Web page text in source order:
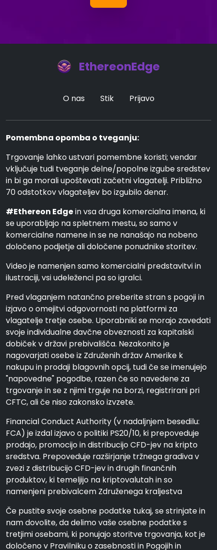
EthereonEdge
O nas Stik Prijavo
Pomembna opomba o tveganju:
Trgovanje lahko ustvari pomembne koristi; vendar
vključuje tudi tveganje delne/popolne izgube sredstev
in bi ga morali upoštevati začetni vlagatelji. Približno
70 odstotkov vlagateljev bo izgubilo denar.
#Ethereon Edgein vsa druga komercialna imena, ki
se uporabljajo na spletnem mestu, so samo v
komercialne namene in se ne nanašajo na nobeno
določeno podjetje ali določene ponudnike storitev.
Video je namenjen samo komercialni predstavitvi in
ilustraciji, vsi udeleženci pa so igralci.
Pred vlaganjem natančno preberite stran s pogoji in
izjavo o omejitvi odgovornosti na platformi za
vlagatelje tretje osebe. Uporabniki se morajo zavedati
svoje individualne davčne obveznosti za kapitalski
dobiček v državi prebivališča. Nezakonito je
nagovarjati osebe iz Združenih držav Amerike k
nakupu in prodaji blagovnih opcij, tudi če se imenujejo
"napovedne" pogodbe, razen če so navedene za
trgovanje in se z njimi trguje na borzi, registrirani pri
CFTC, ali če niso zakonsko izvzete.
Financial Conduct Authority (v nadaljnjem besedilu:
FCA) je izdal izjavo o politiki PS20/10, ki prepoveduje
prodajo, promocijo in distribucijo CFD-jev na kripto
sredstva. Prepoveduje razširjanje tržnega gradiva v
zvezi z distribucijo CFD-jev in drugih finančnih
produktov, ki temeljijo na kriptovalutah in so
namenjeni prebivalcem Združenega kraljestva
Če pustite svoje osebne podatke tukaj, se strinjate in
nam dovolite, da delimo vaše osebne podatke s
tretjimi osebami, ki ponujajo storitve trgovanja, kot je
določeno v Pravilniku o zasebnosti in Pogojih in